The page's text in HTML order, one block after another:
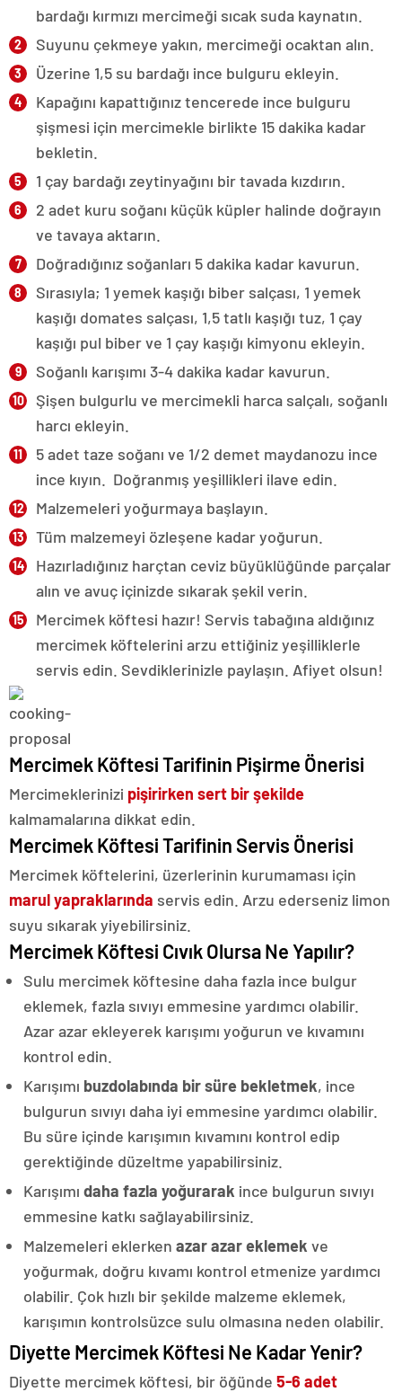
bardağı kırmızı mercimeği sıcak suda kaynatın.
Suyunu çekmeye yakın, mercimeği ocaktan alın.
Üzerine 1,5 su bardağı ince bulguru ekleyin.
Kapağını kapattığınız tencerede ince bulguru
şişmesi için mercimekle birlikte 15 dakika kadar
bekletin.
1 çay bardağı zeytinyağını bir tavada kızdırın.
2 adet kuru soğanı küçük küpler halinde doğrayın
ve tavaya aktarın.
Doğradığınız soğanları 5 dakika kadar kavurun.
Sırasıyla; 1 yemek kaşığı biber salçası, 1 yemek
kaşığı domates salçası, 1,5 tatlı kaşığı tuz, 1 çay
kaşığı pul biber ve 1 çay kaşığı kimyonu ekleyin.
Soğanlı karışımı 3-4 dakika kadar kavurun.
Şişen bulgurlu ve mercimekli harca salçalı, soğanlı
harcı ekleyin.
5 adet taze soğanı ve 1/2 demet maydanozu ince
ince kıyın. Doğranmış yeşillikleri ilave edin.
Malzemeleri yoğurmaya başlayın.
Tüm malzemeyi özleşene kadar yoğurun.
Hazırladığınız harçtan ceviz büyüklüğünde parçalar
alın ve avuç içinizde sıkarak şekil verin.
Mercimek köftesi hazır! Servis tabağına aldığınız
mercimek köftelerini arzu ettiğiniz yeşilliklerle
servis edin. Sevdiklerinizle paylaşın. Afiyet olsun!
Mercimek Köftesi Tarifinin Pişirme Önerisi
Mercimeklerinizi pişirirken sert bir şekilde
kalmamalarına dikkat edin.
Mercimek Köftesi Tarifinin Servis Önerisi
Mercimek köftelerini, üzerlerinin kurumaması için
marul yapraklarında servis edin. Arzu ederseniz limon
suyu sıkarak yiyebilirsiniz.
Mercimek Köftesi Cıvık Olursa Ne Yapılır?
Sulu mercimek köftesine daha fazla ince bulgur
eklemek, fazla sıvıyı emmesine yardımcı olabilir.
Azar azar ekleyerek karışımı yoğurun ve kıvamını
kontrol edin.
Karışımı buzdolabında bir süre bekletmek, ince
bulgurun sıvıyı daha iyi emmesine yardımcı olabilir.
Bu süre içinde karışımın kıvamını kontrol edip
gerektiğinde düzeltme yapabilirsiniz.
Karışımı daha fazla yoğurarak ince bulgurun sıvıyı
emmesine katkı sağlayabilirsiniz.
Malzemeleri eklerken azar azar eklemek ve
yoğurmak, doğru kıvamı kontrol etmenize yardımcı
olabilir. Çok hızlı bir şekilde malzeme eklemek,
karışımın kontrolsüzce sulu olmasına neden olabilir.
Diyette Mercimek Köftesi Ne Kadar Yenir?
Diyette mercimek köftesi, bir öğünde 5-6 adet